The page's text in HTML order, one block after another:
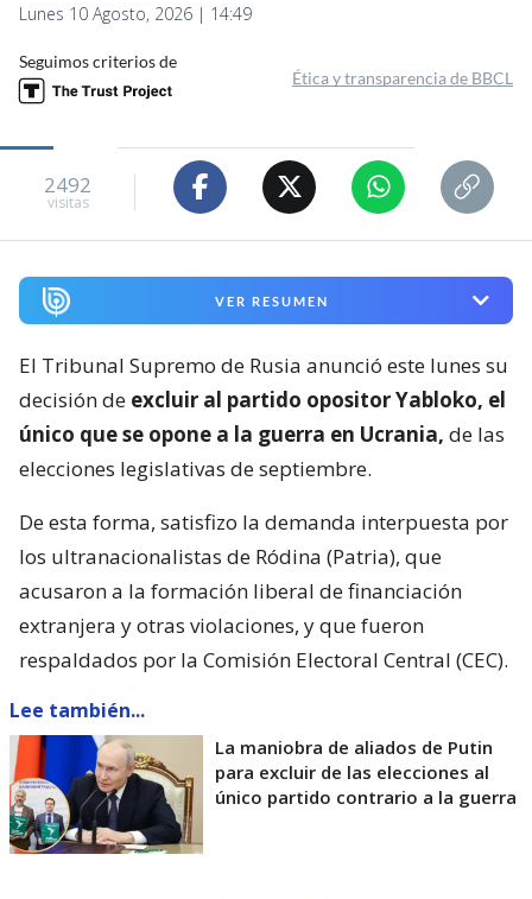
Lunes 10 Agosto, 2026 | 14:49
Seguimos criterios de
Ética y transparencia de BBCL
2492
visitas
VER RESUMEN
El Tribunal Supremo de Rusia anunció este lunes su
decisión de excluir al partido opositor Yabloko, el
único que se opone a la guerra en Ucrania, de las
elecciones legislativas de septiembre.
De esta forma, satisfizo la demanda interpuesta por
los ultranacionalistas de Ródina (Patria), que
acusaron a la formación liberal de financiación
extranjera y otras violaciones, y que fueron
respaldados por la Comisión Electoral Central (CEC).
Lee también...
La maniobra de aliados de Putin
para excluir de las elecciones al
único partido contrario a la guerra